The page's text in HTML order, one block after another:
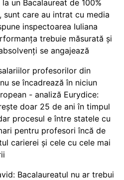
un Bacalaureat de 100%
sunt care au intrat cu media
inspectoarea Iuliana
trebuie măsurată și
se angajează
profesorilor din
se încadrează în niciun
- analiză Eurydice:
doar 25 de ani în timpul
procesul e între statele cu
pentru profesori încă de
carierei și cele cu cele mai
Bacalaureatul nu ar trebui